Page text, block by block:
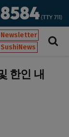
Newsletter
SushiNews
한인 내